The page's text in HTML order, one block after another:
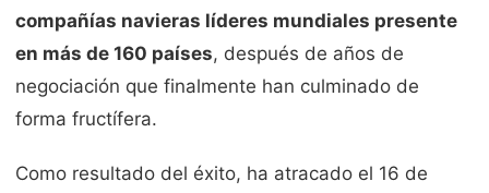
compañías navieras líderes mundiales presente
en más de 160 países, después de años de
negociación que finalmente han culminado de
forma fructífera.
Como resultado del éxito, ha atracado el 16 de